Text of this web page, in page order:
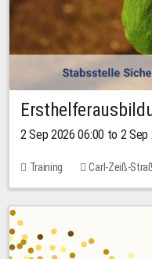
2 Sep 2026 06:00 to 2 Sep
Training Carl-Zeiß-